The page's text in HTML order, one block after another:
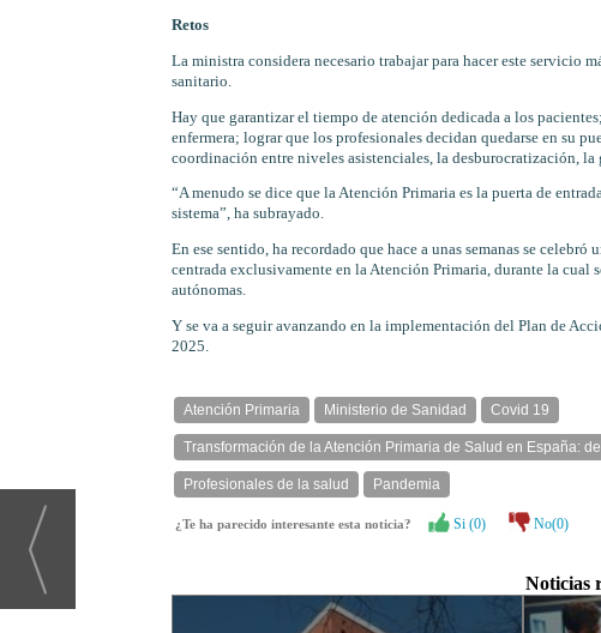
Retos
La ministra considera necesario trabajar para hacer este servicio
sanitario.
Hay que garantizar el tiempo de atención dedicada a los
enfermera; lograr que los profesionales decidan quedarse en su
coordinación entre niveles asistenciales, la desburocratización,
“A menudo se dice que la Atención Primaria es la puerta de
sistema”, ha subrayado.
En ese sentido, ha recordado que hace a unas semanas se
centrada exclusivamente en la Atención Primaria, durante la
autónomas.
Y se va a seguir avanzando en la implementación del Plan de
2025.
Atención Primaria Ministerio de Sanidad Covid 19
Transformación de la Atención Primaria de Salud en España:
Profesionales de la salud Pandemia
¿Te ha parecido interesante esta noticia? Si (0) No(0)
Noticias